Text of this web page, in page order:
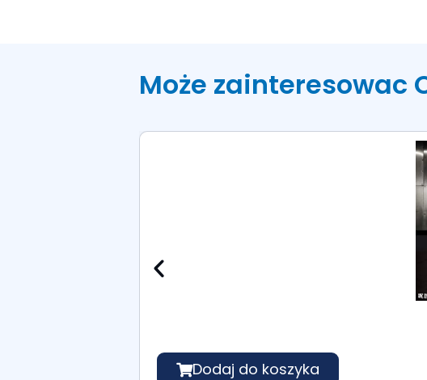
Może zainteresowac
Dodaj do koszyka